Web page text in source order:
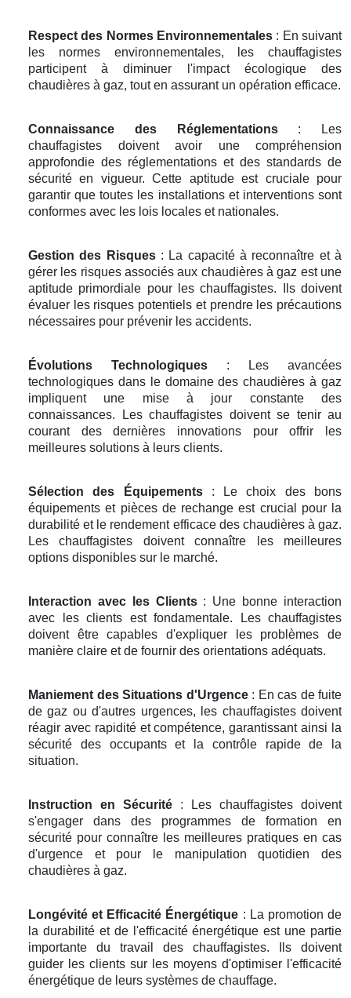
Respect des Normes Environnementales : En suivant
les normes environnementales, les chauffagistes
participent à diminuer l'impact écologique des
chaudières à gaz, tout en assurant un opération efficace.
Connaissance des Réglementations: Les
chauffagistes doivent avoir une compréhension
approfondie des réglementations et des standards de
sécurité en vigueur. Cette aptitude est cruciale pour
garantir que toutes les installations et interventions sont
conformes avec les lois locales et nationales.
Gestion des Risques: La capacité à reconnaître et à
gérer les risques associés aux chaudières à gaz est une
aptitude primordiale pour les chauffagistes. Ils doivent
évaluer les risques potentiels et prendre les précautions
nécessaires pour prévenir les accidents.
Évolutions Technologiques : Les avancées
technologiques dans le domaine des chaudières à gaz
impliquent une mise à jour constante des
connaissances. Les chauffagistes doivent se tenir au
courant des dernières innovations pour offrir les
meilleures solutions à leurs clients.
Sélection des Équipements: Le choix des bons
équipements et pièces de rechange est crucial pour la
durabilité et le rendement efficace des chaudières à gaz.
Les chauffagistes doivent connaître les meilleures
options disponibles sur le marché.
Interaction avec les Clients: Une bonne interaction
avec les clients est fondamentale. Les chauffagistes
doivent être capables d'expliquer les problèmes de
manière claire et de fournir des orientations adéquats.
Maniement des Situations d'Urgence: En cas de fuite
de gaz ou d'autres urgences, les chauffagistes doivent
réagir avec rapidité et compétence, garantissant ainsi la
sécurité des occupants et la contrôle rapide de la
situation.
Instruction en Sécurité : Les chauffagistes doivent
s'engager dans des programmes de formation en
sécurité pour connaître les meilleures pratiques en cas
d'urgence et pour le manipulation quotidien des
chaudières à gaz.
Longévité et Efficacité Énergétique : La promotion de
la durabilité et de l'efficacité énergétique est une partie
importante du travail des chauffagistes. Ils doivent
guider les clients sur les moyens d'optimiser l'efficacité
énergétique de leurs systèmes de chauffage.